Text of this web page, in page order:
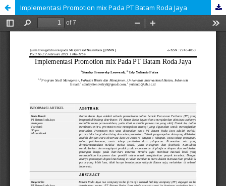
Implementasi Promotion mix Pada PT Batam Roda Jaya